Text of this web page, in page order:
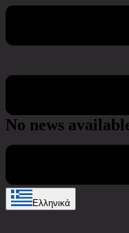
Ελληνικά
Νέα και
No news